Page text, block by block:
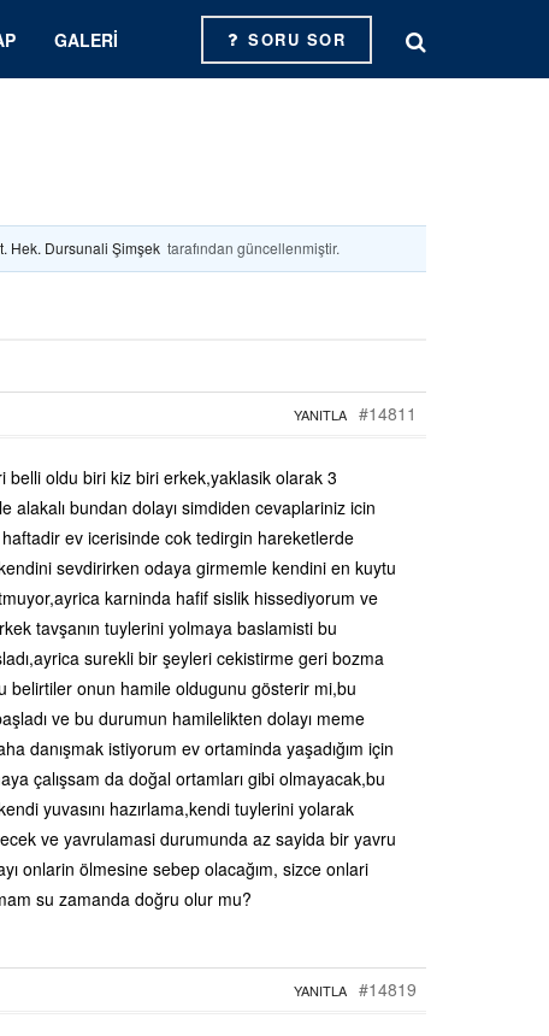
GALERI SORU SOR
Hek. Dursunali Şimşek tarafından güncellenmiştir.
#14811
YANITLA
belli oldu biri kiz biri erkek,yaklasik olarak 3
alakalı bundan dolayı simdiden cevaplariniz icin
ev icerisinde cok tedirgin hareketlerde
sevdirirken odaya girmemle kendini en kuytu
karninda hafif sislik hissediyorum ve
tavşanın tuylerini yolmaya baslamisti bu
surekli bir şeyleri cekistirme geri bozma
onun hamile oldugunu gösterir mi,bu
ve bu durumun hamilelikten dolayı meme
danışmak istiyorum ev ortaminda yaşadığım için
çalışsam da doğal ortamları gibi olmayacak,bu
yuvasını hazırlama,kendi tuylerini yolarak
ve yavrulamasi durumunda az sayida bir yavru
onlarin ölmesine sebep olacağım, sizce onlari
su zamanda doğru olur mu?
#14819
YANITLA